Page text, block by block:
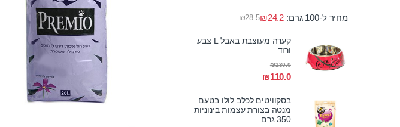
מחיר ל-100 גרם: ₪28.5₪24.2
קערה מעוצבת באבל L צבע
ורוד
₪110.0
₪130.0
בסקוויטים לכלב לולו בטעם
מנטה בצורת עצמות בינוניות
350 גרם